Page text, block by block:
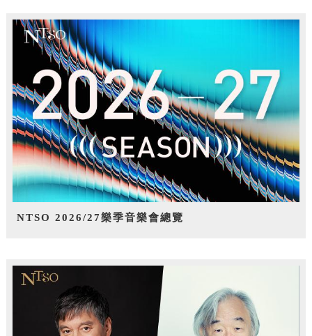
NTSO 2026/27樂季音樂會總覽